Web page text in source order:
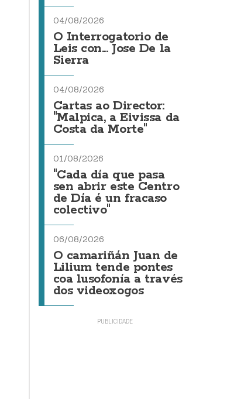
04/08/2026
O Interrogatorio de
Leis con... Jose De la
Sierra
04/08/2026
Cartas ao Director:
"Malpica, a Eivissa da
Costa da Morte"
01/08/2026
"Cada día que pasa
sen abrir este Centro
de Día é un fracaso
colectivo"
06/08/2026
O camariñán Juan de
Lilium tende pontes
coa lusofonía a través
dos videoxogos